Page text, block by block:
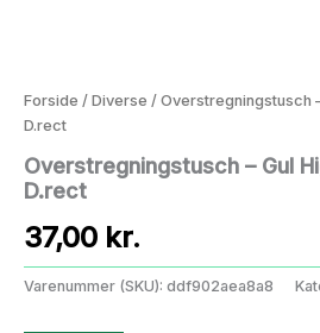
Forside / Diverse / Overstregningstusch
D.rect
Overstregningstusch – Gul
D.rect
37,00 kr.
Varenummer (SKU): ddf902aea8a8